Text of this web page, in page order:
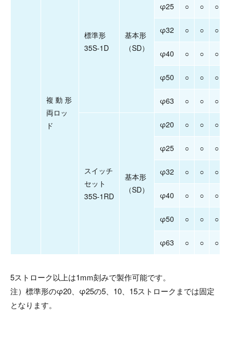
複 動 形
両ロッ
ド
標準形
35S-1D
基本形
（SD）
φ25 ○ ○ ○
φ32 ○ ○ ○
φ40 ○ ○ ○
φ50 ○ ○ ○
φ63 ○ ○ ○
スイッチ
セット
35S-1RD
基本形
（SD）
φ20 ○ ○ ○
φ25 ○ ○ ○
φ32 ○ ○ ○
φ40 ○ ○ ○
φ50 ○ ○ ○
φ63 ○ ○ ○
5ストローク以上は1mm刻みで製作可能です。
注）標準形のφ20、φ25の5、10、15ストロークまでは固定
となります。